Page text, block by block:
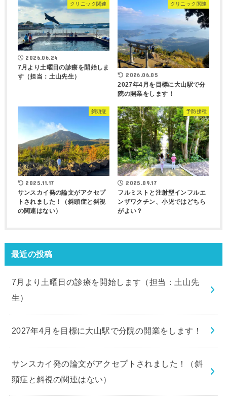
クリニック関連
2026.06.24
7月より土曜日の診療を開始しま
す（担当：土山先生）
クリニック関連
2026.06.05
2027年4月を目標に大山駅で分
院の開業をします！
斜頭症
2025.11.17
サンスカイ発の論文がアクセプ
トされました！（斜頭症と斜視
の関連はない）
予防接種
2025.09.17
フルミストと注射型インフルエ
ンザワクチン、小児ではどちら
がよい？
最近の投稿
7月より土曜日の診療を開始します（担当：土山先
生）
2027年4月を目標に大山駅で分院の開業をします！
サンスカイ発の論文がアクセプトされました！（斜
頭症と斜視の関連はない）